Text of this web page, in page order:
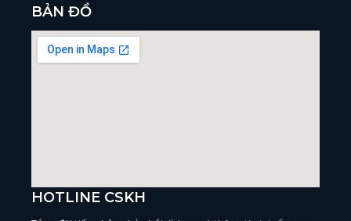
BẢN ĐỒ
HOTLINE CSKH